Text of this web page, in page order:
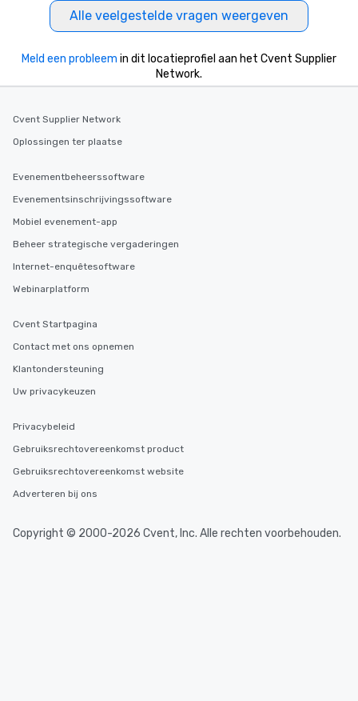
Alle veelgestelde vragen weergeven
Meld een probleem in dit locatieprofiel aan het Cvent Supplier
Network.
Cvent Supplier Network
Oplossingen ter plaatse
Evenementbeheerssoftware
Evenementsinschrijvingssoftware
Mobiel evenement-app
Beheer strategische vergaderingen
Internet-enquêtesoftware
Webinarplatform
Cvent Startpagina
Contact met ons opnemen
Klantondersteuning
Uw privacykeuzen
Privacybeleid
Gebruiksrechtovereenkomst product
Gebruiksrechtovereenkomst website
Adverteren bij ons
Copyright © 2000-2026 Cvent, Inc. Alle rechten voorbehouden.